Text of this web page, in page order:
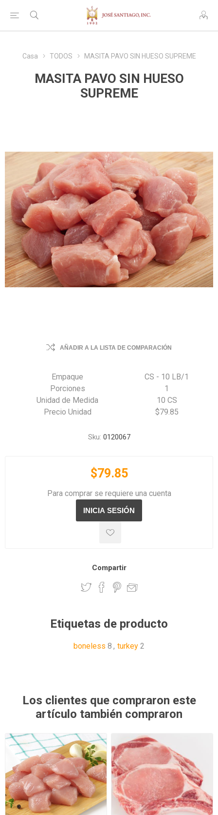
Casa TODOS MASITA PAVO SIN HUESO SUPREME
MASITA PAVO SIN HUESO
SUPREME
AÑADIR A LA LISTA DE COMPARACIÓN
Empaque
CS - 10 LB/1
Porciones
1
Unidad de Medida
10 CS
Precio Unidad
$79.85
Sku: 0120067
$79.85
Para comprar se requiere una cuenta
Compartir
Etiquetas de producto
boneless 8 , turkey 2
Los clientes que compraron este
artículo también compraron